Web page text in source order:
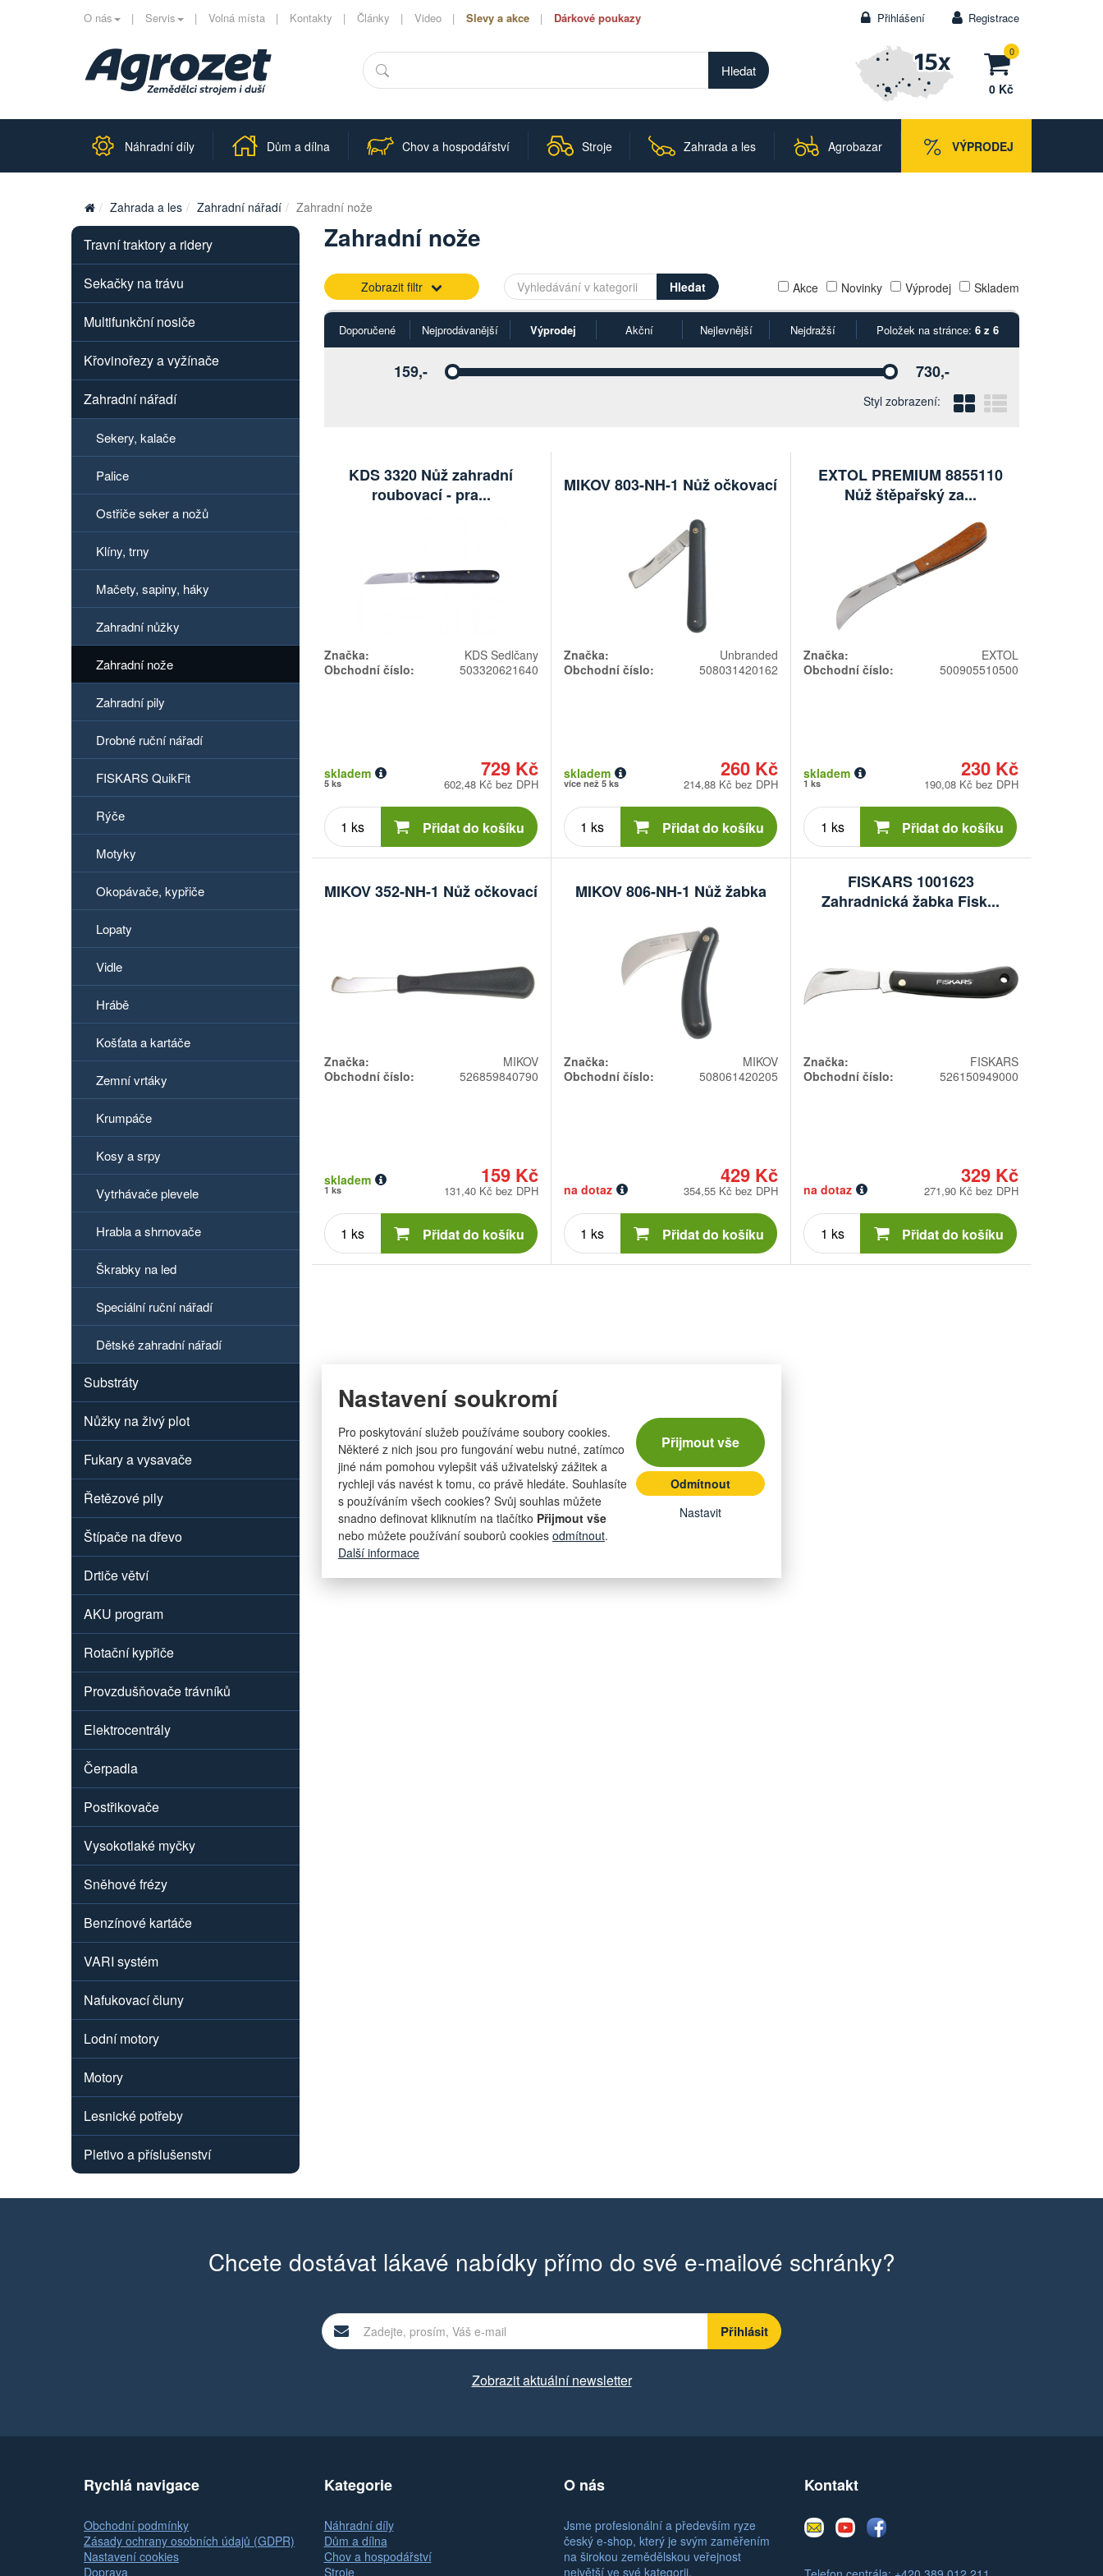
Nastavení soukromí
Pro poskytování služeb používáme soubory cookies.
Některé z nich jsou pro fungování webu nutné, zatímco
jiné nám pomohou vylepšit váš uživatelský zážitek a
rychleji vás navést k tomu, co právě hledáte. Souhlasíte
s používáním všech cookies? Svůj souhlas můžete
snadno definovat kliknutím na tlačítko Přijmout vše
nebo můžete používání souborů cookies odmítnout.
Další informace
Přijmout vše
Odmítnout
Nastavit
O nás Servis Volná místa Kontakty Články Video Slevy a akce Dárkové poukazy Přihlášení Registrace
Hledat 0
0 Kč
Náhradní díly Dům a dílna Chov a hospodářství Stroje Zahrada a les Agrobazar VÝPRODEJ
Zahrada a les Zahradní nářadí Zahradní nože
Zahradní nože
Zobrazit filtr Akce Novinky Výprodej Skladem
Doporučené Nejprodávanější Výprodej Akční Nejlevnější Nejdražší Položek na stránce: 6 z 6
Vyberte Vyberte
159,- 730,-
Styl zobrazení: BlokovýŘádkový
KDS 3320 Nůž zahradní
roubovací - pra...
Značka:
KDS Sedlčany
Obchodní číslo:
503320621640
729 Kč
skladem
5 ks 602,48 Kč bez DPH
Počet
kusů Přidat do košíku
MIKOV 803-NH-1 Nůž očkovací
Značka:
Unbranded
Obchodní číslo:
508031420162
260 Kč
skladem
více než 5 ks 214,88 Kč bez DPH
Počet
kusů Přidat do košíku
EXTOL PREMIUM 8855110
Nůž štěpařský za...
Značka:
EXTOL
Obchodní číslo:
500905510500
230 Kč
skladem
1 ks 190,08 Kč bez DPH
Počet
kusů Přidat do košíku
MIKOV 352-NH-1 Nůž očkovací
Značka:
MIKOV
Obchodní číslo:
526859840790
159 Kč
skladem
1 ks 131,40 Kč bez DPH
Počet
kusů Přidat do košíku
MIKOV 806-NH-1 Nůž žabka
Značka:
MIKOV
Obchodní číslo:
508061420205
429 Kč
na dotaz 354,55 Kč bez DPH
Počet
kusů Přidat do košíku
FISKARS 1001623
Zahradnická žabka Fisk...
Značka:
FISKARS
Obchodní číslo:
526150949000
329 Kč
na dotaz 271,90 Kč bez DPH
Počet
kusů Přidat do košíku
Travní traktory a ridery
Sekačky na trávu
Multifunkční nosiče
Křovinořezy a vyžínače
Zahradní nářadí
Sekery, kalače
Palice
Ostřiče seker a nožů
Klíny, trny
Mačety, sapiny, háky
Zahradní nůžky
Zahradní nože
Zahradní pily
Drobné ruční nářadí
FISKARS QuikFit
Rýče
Motyky
Okopávače, kypřiče
Lopaty
Vidle
Hrábě
Košťata a kartáče
Zemní vrtáky
Krumpáče
Kosy a srpy
Vytrhávače plevele
Hrabla a shrnovače
Škrabky na led
Speciální ruční nářadí
Dětské zahradní nářadí
Substráty
Nůžky na živý plot
Fukary a vysavače
Řetězové pily
Štípače na dřevo
Drtiče větví
AKU program
Rotační kypřiče
Provzdušňovače trávníků
Elektrocentrály
Čerpadla
Postřikovače
Vysokotlaké myčky
Sněhové frézy
Benzínové kartáče
VARI systém
Nafukovací čluny
Lodní motory
Motory
Lesnické potřeby
Pletivo a příslušenství
Chcete dostávat lákavé nabídky přímo do své e-mailové schránky?
Zobrazit aktuální newsletter
Rychlá navigace
Obchodní podmínky
Zásady ochrany osobních údajů (GDPR)
Nastavení cookies
Doprava
Kategorie
Náhradní díly
Dům a dílna
Chov a hospodářství
Stroje
O nás
Jsme profesionální a především ryze
český e-shop, který je svým zaměřením
na širokou zemědělskou veřejnost
největší ve své kategorii.
Kontakt
E-
mail
YoutubeFacebook